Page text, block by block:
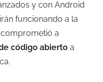
y con Android
funcionando a la
a
código abierto a